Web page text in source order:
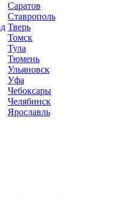
Саратов
Ставрополь
Тверь
Томск
Тула
Тюмень
Ульяновск
Уфа
Чебоксары
Челябинск
Ярославль